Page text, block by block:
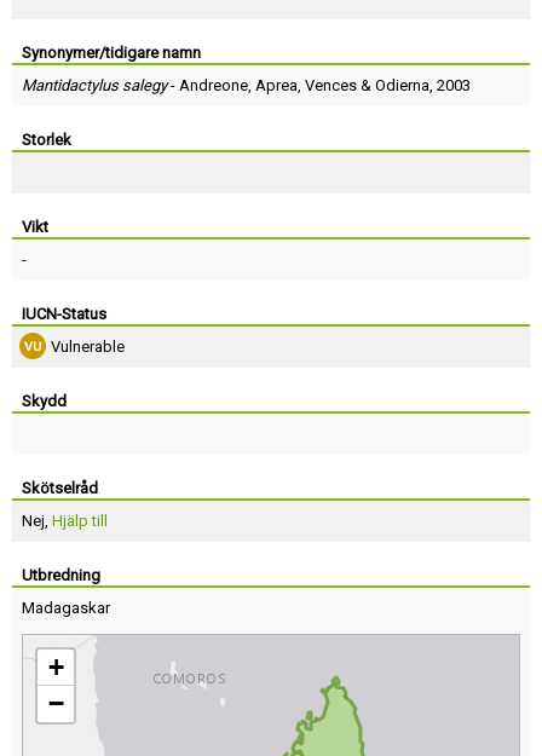
Synonymer/tidigare namn
Mantidactylus salegy- Andreone, Aprea, Vences & Odierna, 2003
Storlek
Vikt
-
IUCN-Status
Vulnerable
Skydd
Skötselråd
Nej, Hjälp till
Utbredning
Madagaskar
+
−